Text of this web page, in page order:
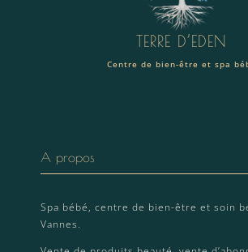
TERRE D’EDEN
Centre de bien-être et spa
A propos
Spa bébé, centre de bien-être et soin
Vannes.